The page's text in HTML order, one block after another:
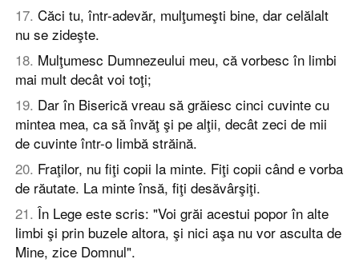
17. Căci tu, într-adevăr, mulţumeşti bine, dar celălalt
nu se zideşte.
18. Mulţumesc Dumnezeului meu, că vorbesc în limbi
mai mult decât voi toţi;
19. Dar în Biserică vreau să grăiesc cinci cuvinte cu
mintea mea, ca să învăţ şi pe alţii, decât zeci de mii
de cuvinte într-o limbă străină.
20. Fraţilor, nu fiţi copii la minte. Fiţi copii când e vorba
de răutate. La minte însă, fiţi desăvârşiţi.
21. În Lege este scris: "Voi grăi acestui popor în alte
limbi şi prin buzele altora, şi nici aşa nu vor asculta de
Mine, zice Domnul".